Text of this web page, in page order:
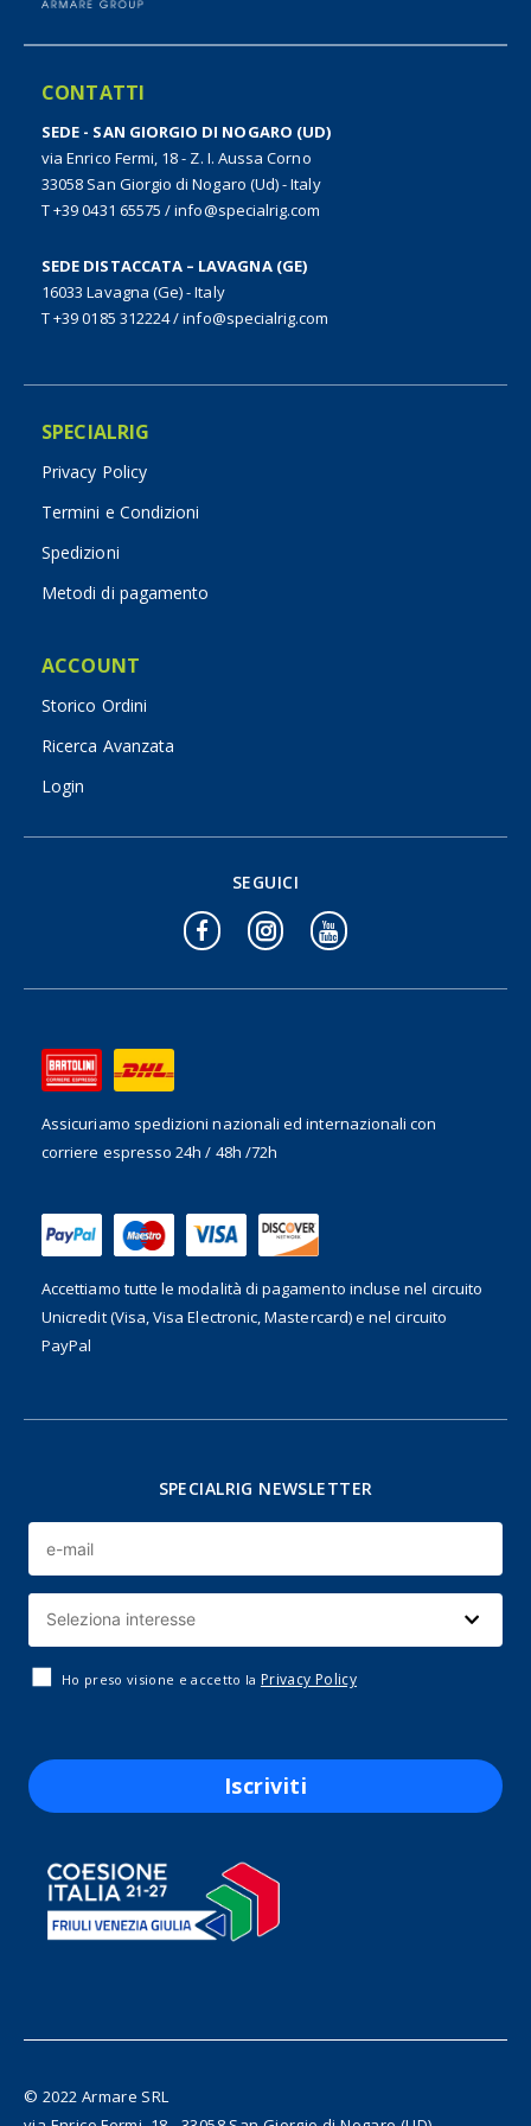
CONTATTI
SEDE - SAN GIORGIO DI NOGARO (UD)
via Enrico Fermi, 18 - Z. I. Aussa Corno
33058 San Giorgio di Nogaro (Ud) - Italy
T +39 0431 65575 /info@specialrig.com
SEDE DISTACCATA – LAVAGNA (GE)
16033 Lavagna (Ge) - Italy
T +39 0185 312224/info@specialrig.com
SPECIALRIG
Privacy Policy
Termini e Condizioni
Spedizioni
Metodi di pagamento
ACCOUNT
Storico Ordini
Ricerca Avanzata
Login
Assicuriamo spedizioni nazionali ed internazionalicon
corriere espresso 24h / 48h /72h
Accettiamo tutte le modalità di pagamento incluse nel circuito
Unicredit (Visa, Visa Electronic, Mastercard) e nel circuito
PayPal
SEGUICI
SPECIALRIG NEWSLETTER
Ho preso visione e accetto la Privacy Policy
Iscriviti
© 2022 Armare SRL